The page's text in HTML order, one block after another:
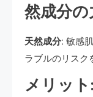
然成分の
天然成分: 敏感
ラブルのリスク
メリッ